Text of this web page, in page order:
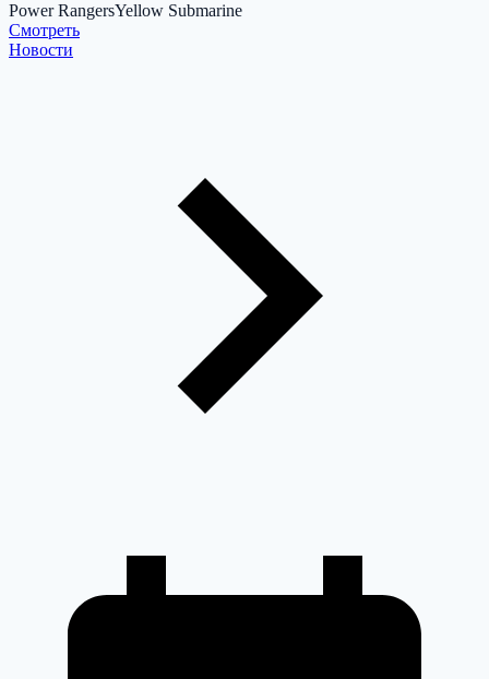
Power RangersYellow Submarine
Cмотреть
Новости